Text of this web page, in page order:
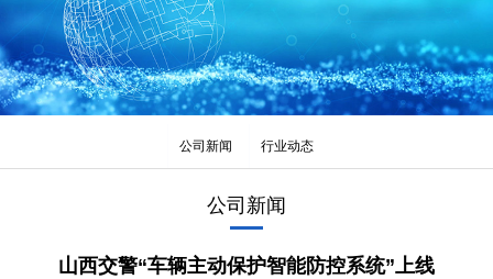
公司新闻 行业动态
公司新闻
山西交警“车辆主动保护智能防控系统”上线